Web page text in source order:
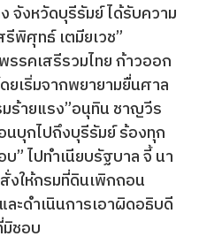
จังหวัดบุรีรัมย์ ได้รับความ
พิศุทธ์ เตมียเวช”
รคเสรีรวมไทย ก้าวออก
ยเริ่มจากพยายามยื่นศาล
ร้ายแรง”อนุทิน ชาญวีร
นบุกไปถึงบุรีรัมย์ ร้องทุก
” ไปทำเนียบรัฐบาล จี้ นา
งให้กรมที่ดินเพิกถอน
ะดำเนินการเอาผิดอธิบดี
ชอบ